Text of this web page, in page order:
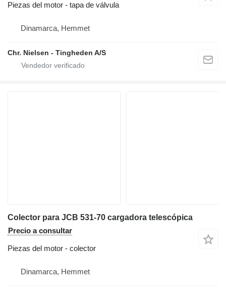
Piezas del motor - tapa de válvula
Dinamarca, Hemmet
Chr. Nielsen - Tingheden A/S
Colector para JCB 531-70 cargadora telescópica
Precio a consultar
Piezas del motor - colector
Dinamarca, Hemmet